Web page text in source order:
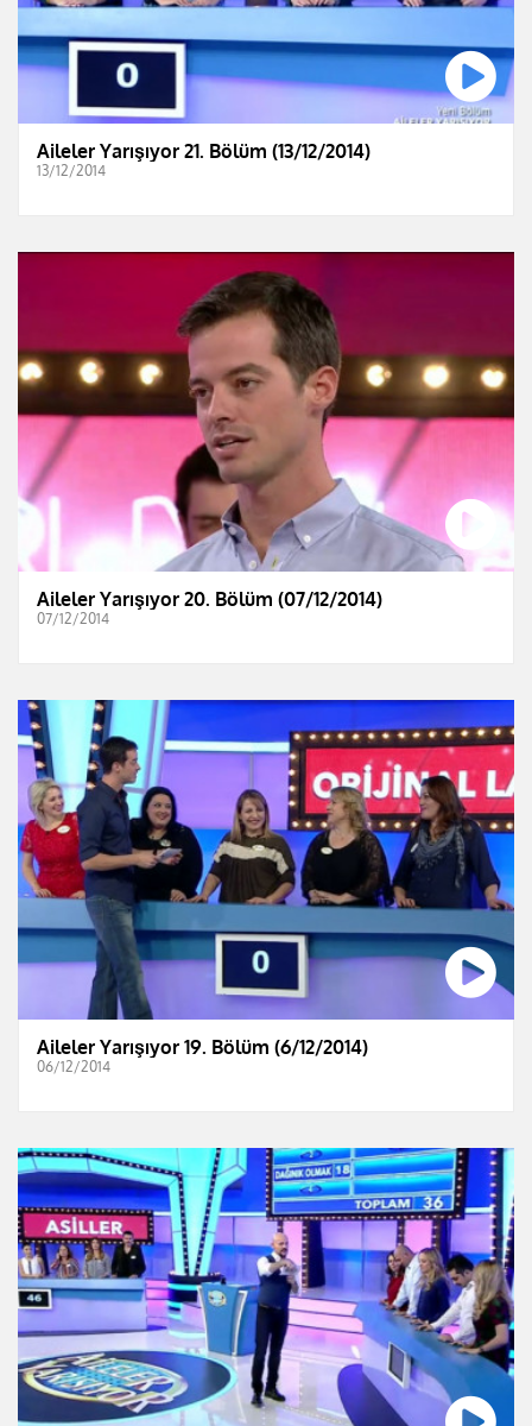
Aileler Yarışıyor 21. Bölüm (13/12/2014)
13/12/2014
Aileler Yarışıyor 20. Bölüm (07/12/2014)
07/12/2014
Aileler Yarışıyor 19. Bölüm (6/12/2014)
06/12/2014